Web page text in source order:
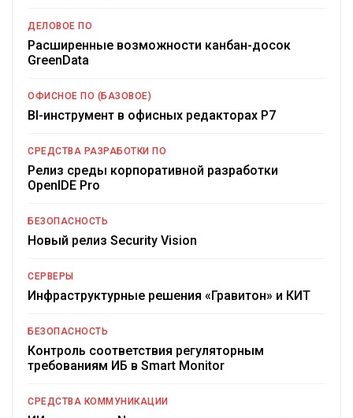
ДЕЛОВОЕ ПО
Расширенные возможности канбан-досок
GreenData
ОФИСНОЕ ПО (БАЗОВОЕ)
BI-инструмент в офисных редакторах Р7
СРЕДСТВА РАЗРАБОТКИ ПО
Релиз среды корпоративной разработки
OpenIDE Pro
БЕЗОПАСНОСТЬ
Новый релиз Security Vision
СЕРВЕРЫ
Инфраструктурные решения «Гравитон» и КИТ
БЕЗОПАСНОСТЬ
Контроль соответствия регуляторным
требованиям ИБ в Smart Monitor
СРЕДСТВА КОММУНИКАЦИИ